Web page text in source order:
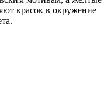
красок в окружение